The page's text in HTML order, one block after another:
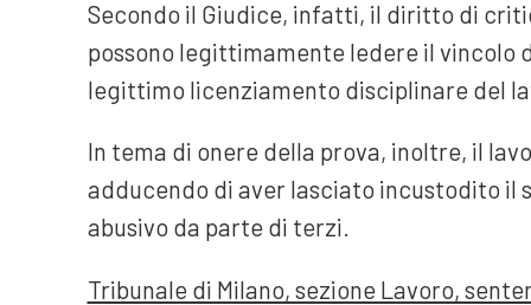
Secondo il Giudice, infatti, il diritto di
possono legittimamente ledere il
legittimo licenziamento disciplinare del
In tema di onere della prova, inoltre, il
adducendo di aver lasciato incustodito il
abusivo da parte di terzi.
Tribunale di Milano, sezione Lavoro,